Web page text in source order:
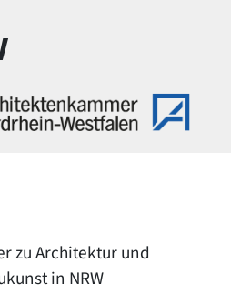
zu Architektur und
in NRW